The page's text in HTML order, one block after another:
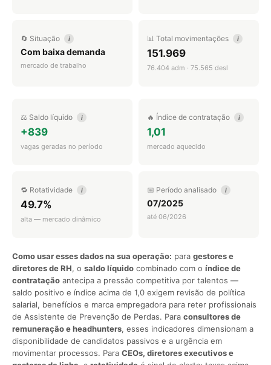
🔄 Situação i
Com baixa demanda
mercado de trabalho
📊 Total movimentações i
151.969
76.404 adm · 75.565 desl
⚖️ Saldo líquido i
+839
vagas geradas no período
🔥 Índice de contratação i
1,01
mercado aquecido
🔁 Rotatividade i
49.7%
alta — mercado dinâmico
📅 Período analisado i
07/2025
até 06/2026
Como usar esses dados na sua operação: para gestores e
diretores de RH, o saldo líquido combinado com o índice de
contratação antecipa a pressão competitiva por talentos —
saldo positivo e índice acima de 1,0 exigem revisão de política
salarial, benefícios e marca empregadora para reter profissionais
de Assistente de Prevenção de Perdas. Para consultores de
remuneração e headhunters, esses indicadores dimensionam a
disponibilidade de candidatos passivos e a urgência em
movimentar processos. Para CEOs, diretores executivos e